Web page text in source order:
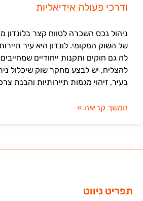
ודרכי פעולה אידיאליות
ניהול נכס השכרה לטווח קצר בלונדון
של השוק המקומי. לונדון היא עיר
לה גם חוקים ותקנות ייחודיים
להצליח, יש לבצע מחקר שוק שיכלול
בעיר, זיהוי מגמות תיירותיות והבנת
המשך קריאה »
תפריט ניווט